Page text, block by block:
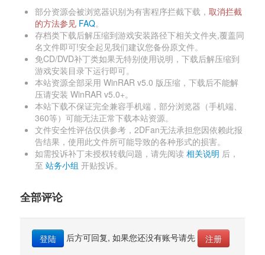
部分资源会被浏览器识别为有害程序拦截下载， 取消拦截
的方法参见 FAQ。
存档类下载后解压缩到游戏安装路径下相关文件夹,覆盖同
名文件即可!安全起见我们建议您备份原文件。
免CD/DVD补丁类如果无特别使用说明，下载后解压缩到
游戏安装目录下运行即可。
本站资源全部采用 WinRAR v5.0 版压缩，下载后不能解
压请安装 WinRAR v5.0+。
本站下载不保证完全兼容手机端，部分浏览器（手机端、
360等）可能无法正常下载本站资源。
文件安全性评估仅供参考，2DFan无法承担您因依赖此报
告结果，使用此文件所可能导致的各种形式的损害。
如需投诉补丁未授权转载问题，请先阅读 相关说明 后，
至 站务小组 开贴投诉。
全部评论
登陆 后方可回复, 如果您还没有账号请先 注册